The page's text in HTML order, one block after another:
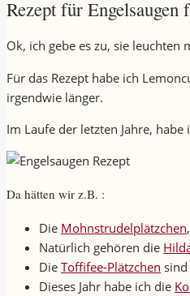
Rezept für Engelsaugen
Ok, ich gebe es zu, sie
Für das Rezept habe ich
irgendwie länger.
Im Laufe der letzten Jahre,
Da hätten wir z.B. :
Die Mohnstrudelplätzchen
Natürlich gehören die
Die Toffifee-Plätzchen sind
Dieses Jahr habe ich die